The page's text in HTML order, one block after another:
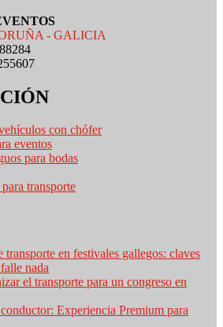
- GALICIA
con chófer
eventos
para bodas
transporte
transporte en festivales gallegos: claves
nada
el transporte para un congreso en
Experiencia Premium para